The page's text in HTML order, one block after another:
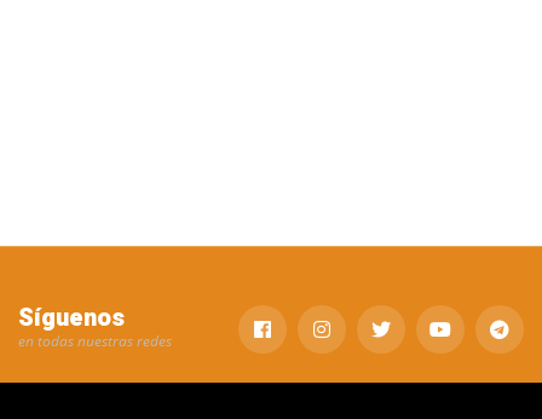
Síguenos
en todas nuestras redes